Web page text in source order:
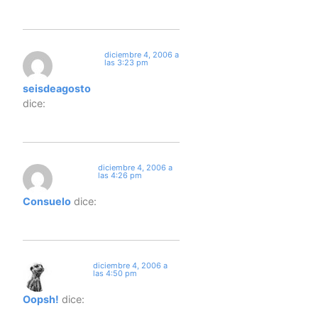
seisdeagosto
dice:
diciembre 4, 2006 a
las 3:23 pm
Consuelo dice:
diciembre 4, 2006 a
las 4:26 pm
Oopsh! dice:
diciembre 4, 2006 a
las 4:50 pm